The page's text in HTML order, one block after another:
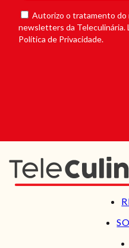
Autorizo o tratamento do
newsletters da Teleculinária.
Política de Privacidade.